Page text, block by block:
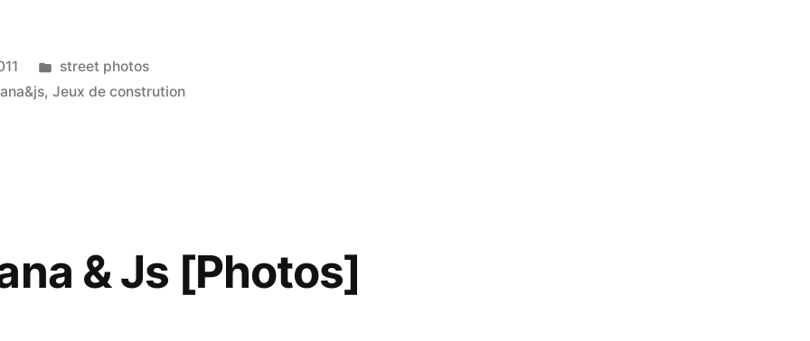
Posted
in
street photos
,Jeux de constrution
& Js [Photos]